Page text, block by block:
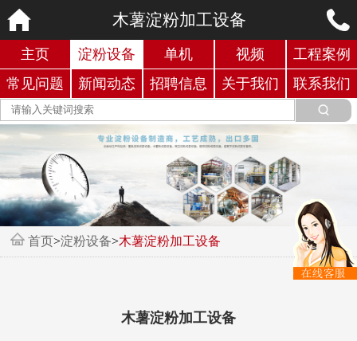
木薯淀粉加工设备
主页 淀粉设备 单机 视频
工程案例
常见问题
新闻动态 招聘信息 关于我们 联系我们
首页>淀粉设备>木薯淀粉加工设备
木薯淀粉加工设备